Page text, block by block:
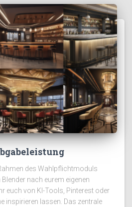
des Wahlpflichtmoduls
nach eurem eigenen
euch von KI-Tools, Pinterest oder
inspirieren lassen. Das zentrale